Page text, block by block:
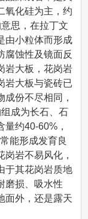
氧化硅为主，约
思，在拉丁文
由小粒体而形成
腐蚀性及镜面反
岩大板，花岗岩
岩大板与瓷砖已
份不尽相同，
成为长石、石
约40-60%，
能形成发育良
岩不易风化，
于其花岗岩质地
磨损、吸水性
面外，还是露天